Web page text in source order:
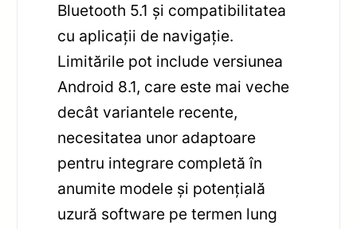
Bluetooth 5.1 și compatibilitatea
cu aplicații de navigație.
Limitările pot include versiunea
Android 8.1, care este mai veche
decât variantele recente,
necesitatea unor adaptoare
pentru integrare completă în
anumite modele și potențială
uzură software pe termen lung